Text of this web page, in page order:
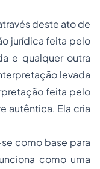
deste ato de
jurídica feita pelo
e qualquer outra
levada
feita pelo
autêntica. Ela cria
como base para
como uma